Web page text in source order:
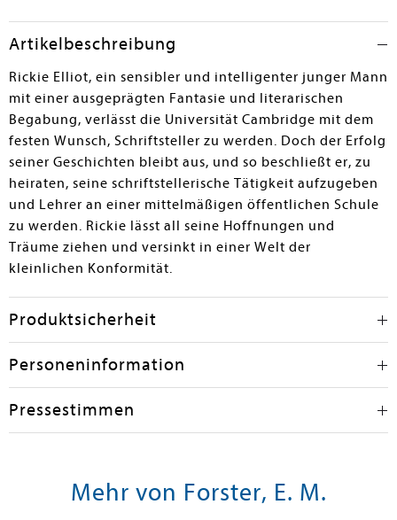
Artikelbeschreibung
Rickie Elliot, ein sensibler und intelligenter junger Mann
mit einer ausgeprägten Fantasie und literarischen
Begabung, verlässt die Universität Cambridge mit dem
festen Wunsch, Schriftsteller zu werden. Doch der Erfolg
seiner Geschichten bleibt aus, und so beschließt er, zu
heiraten, seine schriftstellerische Tätigkeit aufzugeben
und Lehrer an einer mittelmäßigen öffentlichen Schule
zu werden. Rickie lässt all seine Hoffnungen und
Träume ziehen und versinkt in einer Welt der
kleinlichen Konformität.
Produktsicherheit
Personeninformation
Pressestimmen
Mehr von Forster, E. M.